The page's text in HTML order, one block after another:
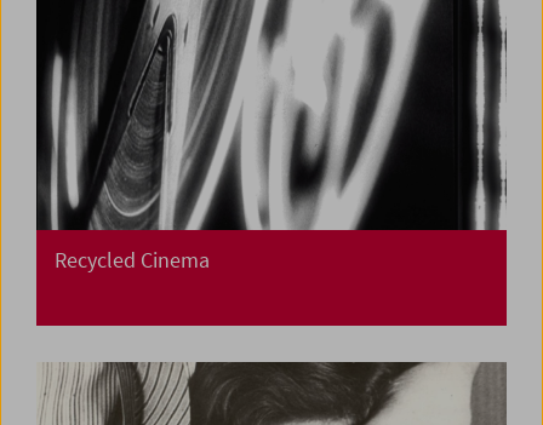
Recycled Cinema